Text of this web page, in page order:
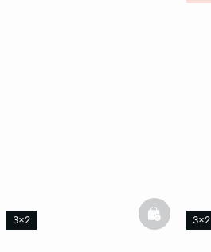
3x2
basketfull
3x2